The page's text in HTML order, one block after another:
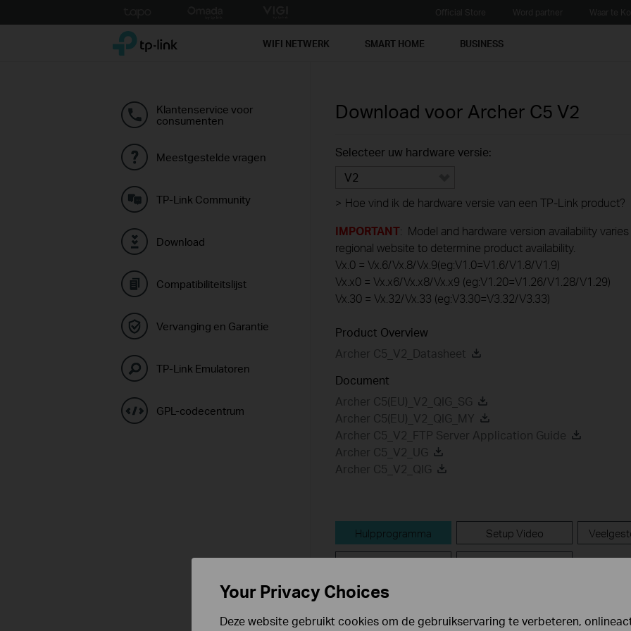
to
TP-Link, Reliably Smart WIFI NETWERK SMART HOME BUSINESS
Klantenservice voor
consumenten
Meestgestelde vragen
TP-Link Community
Download
Compatibiliteitslijst
Vervanging en Garantie
TP-Link Emulatoren
GPL-codecentrum
Download voor Archer C5 V2
Selecteer uw hardware versie:
V2
> Hoe vind ik de hardware versie van een TP-Link product?
IMPORTANT: Model and hardware version availability
regional website to determine product availability.
Vx.0 = Vx.6/Vx.8/Vx.9(eg:V1.0=V1.6/V1.8/V1.9)
Vx.x0 = Vx.x6/Vx.x8/Vx.x9 (eg:V1.20=V1.26/V1.28/V1.29)
Vx.30 = Vx.32/Vx.33 (eg:V3.30=V3.32/V3.33)
Product Overview
Archer C5_V2_Datasheet
Document
Archer C5(EU)_V2_QIG_SG
Archer C5(EU)_V2_QIG_MY
Archer C5_V2_FTP Server Application Guide
Archer C5_V2_UG
Archer C5_V2_QIG
Hulpprogramma Setup Video
Your Privacy Choices
Deze website gebruikt cookies om de gebruikservaring te verbeteren,